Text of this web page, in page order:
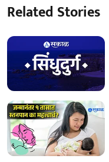
Related Stories